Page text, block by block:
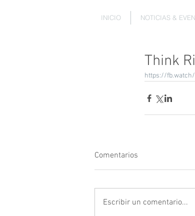
INICIO NOTICIAS &
Think
https://fb.watch/
Comentarios
Escribir un comentario...